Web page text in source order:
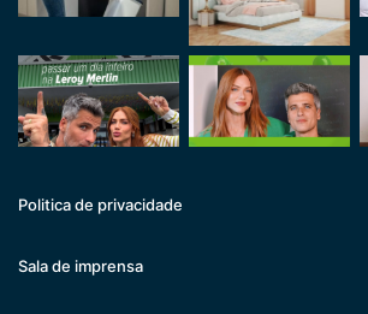
Politica de privacidade
Sala de imprensa